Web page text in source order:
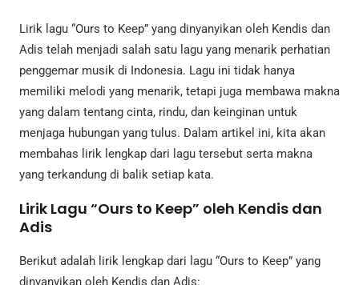
Lirik lagu “Ours to Keep” yang dinyanyikan oleh Kendis dan
Adis telah menjadi salah satu lagu yang menarik perhatian
penggemar musik di Indonesia. Lagu ini tidak hanya
memiliki melodi yang menarik, tetapi juga membawa makna
yang dalam tentang cinta, rindu, dan keinginan untuk
menjaga hubungan yang tulus. Dalam artikel ini, kita akan
membahas lirik lengkap dari lagu tersebut serta makna
yang terkandung di balik setiap kata.
Lirik Lagu “Ours to Keep” oleh Kendis dan
Adis
Berikut adalah lirik lengkap dari lagu “Ours to Keep” yang
dinyanyikan oleh Kendis dan Adis: